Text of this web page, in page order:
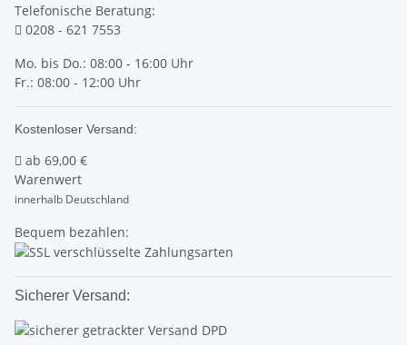
Telefonische Beratung:
0208 - 621 7553
Mo. bis Do.: 08:00 - 16:00 Uhr
Fr.: 08:00 - 12:00 Uhr
Kostenloser Versand:
ab 69,00 €
Warenwert
innerhalb Deutschland
Bequem bezahlen:
Sicherer Versand: